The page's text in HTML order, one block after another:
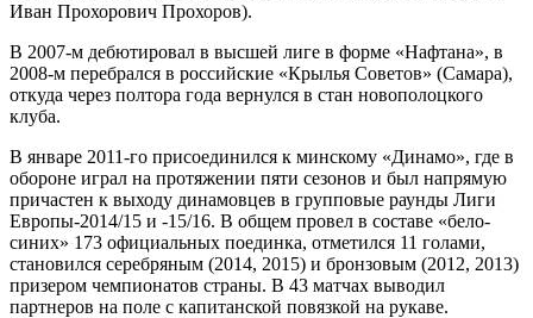
Иван Прохорович Прохоров).
В 2007-м дебютировал в высшей лиге в форме «Нафтана», в
2008-м перебрался в российские «Крылья Советов» (Самара),
откуда через полтора года вернулся в стан новополоцкого
клуба.
В январе 2011-го присоединился к минскому «Динамо», где в
обороне играл на протяжении пяти сезонов и был напрямую
причастен к выходу динамовцев в групповые раунды Лиги
Европы-2014/15 и -15/16. В общем провел в составе «бело-
синих» 173 официальных поединка, отметился 11 голами,
становился серебряным (2014, 2015) и бронзовым (2012, 2013)
призером чемпионатов страны. В 43 матчах выводил
партнеров на поле с капитанской повязкой на рукаве.